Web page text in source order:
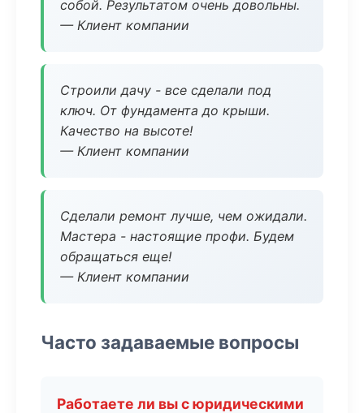
собой. Результатом очень довольны.
— Клиент компании
Строили дачу - все сделали под
ключ. От фундамента до крыши.
Качество на высоте!
— Клиент компании
Сделали ремонт лучше, чем ожидали.
Мастера - настоящие профи. Будем
обращаться еще!
— Клиент компании
Часто задаваемые вопросы
Работаете ли вы с юридическими